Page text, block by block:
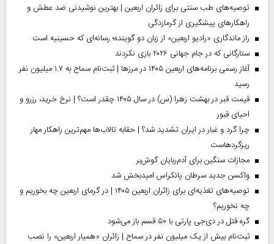
توصیه‌های طب سنتی برای زائران اربعین | بهترین نوشیدنی ضد عطش و
راهکارهای پیشگیری از گرمازدگی
راز ماندگاری «رادیو اربعین» از زبان دو گوینده؛ رسانه‌ای که حسینیه است
ستارگانی که در جام جهانی ۲۰۲۶ بازی نکردند
آغاز رسمی برنامه‌های اربعین ۱۴۰۵ در مرز‌ها | ثبت‌نام سماح به ۱.۷ میلیون نفر
رسید
قیمت قبر در بهشت زهرا (س) در سال ۱۴۰۵ چقدر است؟ | نرخ خرید، رزرو و
احیای قبور
چرا گرد و غبار در ایران تشدید شد؟ | حقابه تالاب‌ها مهم‌ترین راهکار مهار
ریزگردهاست
مجازات سنگین برای آدم‌ربایان گوش‌بر
واکسن جدید سرطان پانکراس امیدبخش شد
توصیه‌های تغذیه‌ای برای زائران اربعین ۱۴۰۵ | در گرمای اربعین چه بخوریم و
چه نخوریم؟
گره قتل در دی‌جی پارتی با ۵۰ قسم باز می‌شود
ثبت‌نام بیش از یک میلیون نفر در سماح | زائران «همیار اربعین» را نصب